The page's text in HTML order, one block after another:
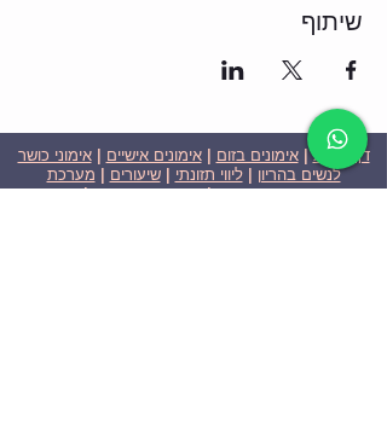
שיתוף
דף הבית|אימונים בזום |אימונים אישיים |אימוני כושר
לנשים בהריון |ליווי תזונתי |שיעורים | מערכת
שבועית-אימונים בזום|תוכניות ומחירים|סרטוני